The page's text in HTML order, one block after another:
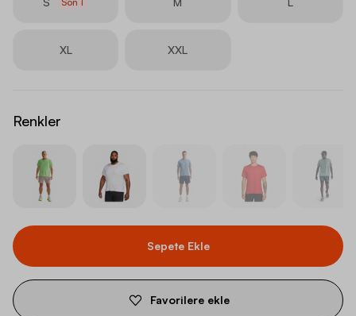
XL XXL
Renkler
Sepete Ekle
Favorilere ekle